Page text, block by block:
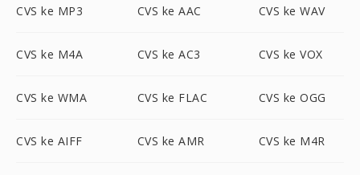
CVS ke MP3 CVS ke AAC CVS ke WAV
CVS ke M4A CVS ke AC3 CVS ke VOX
CVS ke WMA CVS ke FLAC CVS ke OGG
CVS ke AIFF CVS ke AMR CVS ke M4R